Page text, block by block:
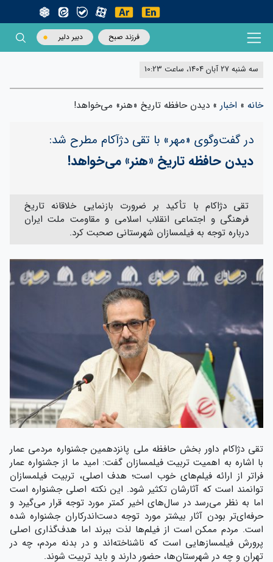
فرزند صبح دبیر دلیر
سه شنبه 27 آبان 1404، ساعت 10:23
خانه » اخبار » دیدن حافظه تاریخ «هنر» می‌خواهد!
در گفت‌و‌گوی «مهر» با تقی دژآکام مطرح شد:
دیدن حافظه تاریخ «هنر» می‌خواهد!
تقی دژاکام با تأکید بر ضرورت بازنمایی خلاقانه تاریخ
فرهنگی و اجتماعی انقلاب اسلامی و مقاومت ملت ایران
درباره توجه به فیلمسازان شهرستانی صحبت کرد.
تقی دژاکام داور بخش حافظه ملی پانزدهمین جشنواره مردمی عمار
با اشاره به اهمیت تربیت فیلمسازان گفت: امید ما از جشنواره عمار
فراتر از ارائه فیلم‌های خوب است؛ هدف اصلی، تربیت فیلمسازان
توانمند است که آثارشان تکثیر شود. این نکته اصلی جشنواره است
اما به نظر می‌رسد در سال‌های اخیر کمتر مورد توجه قرار می‌گیرد و
حرفه‌ای‌تر بودن آثار بیشتر مورد توجه دست‌اندرکاران جشنواره شده
است. مردم ممکن است از فیلم‌ها لذت ببرند اما هدف‌گذاری اصلی
پرورش فیلمسازهایی است که ناشناخته‌اند و در بدنه مردم، چه در
تهران و چه در شهرستان‌ها، حضور دارند و باید تربیت شوند.